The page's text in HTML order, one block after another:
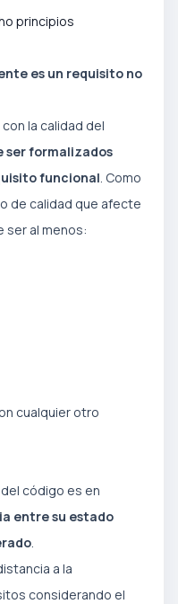
principios
es un requisito no
la calidad del
ser formalizados
funcional. Como
de calidad que afecte
ser al menos:
cualquier otro
código es en
entre su estado
.
a la
considerando el